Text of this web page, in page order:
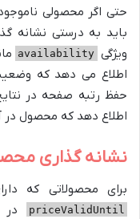
حتی اگر محصولی
باید به درستی نشانه
ویژگی availability
اطلاع می دهد که
حفظ رتبه صفحه در
اطلاع دهد که محصول در
نشانه گذاری
برای محصولاتی که
priceValidUntil